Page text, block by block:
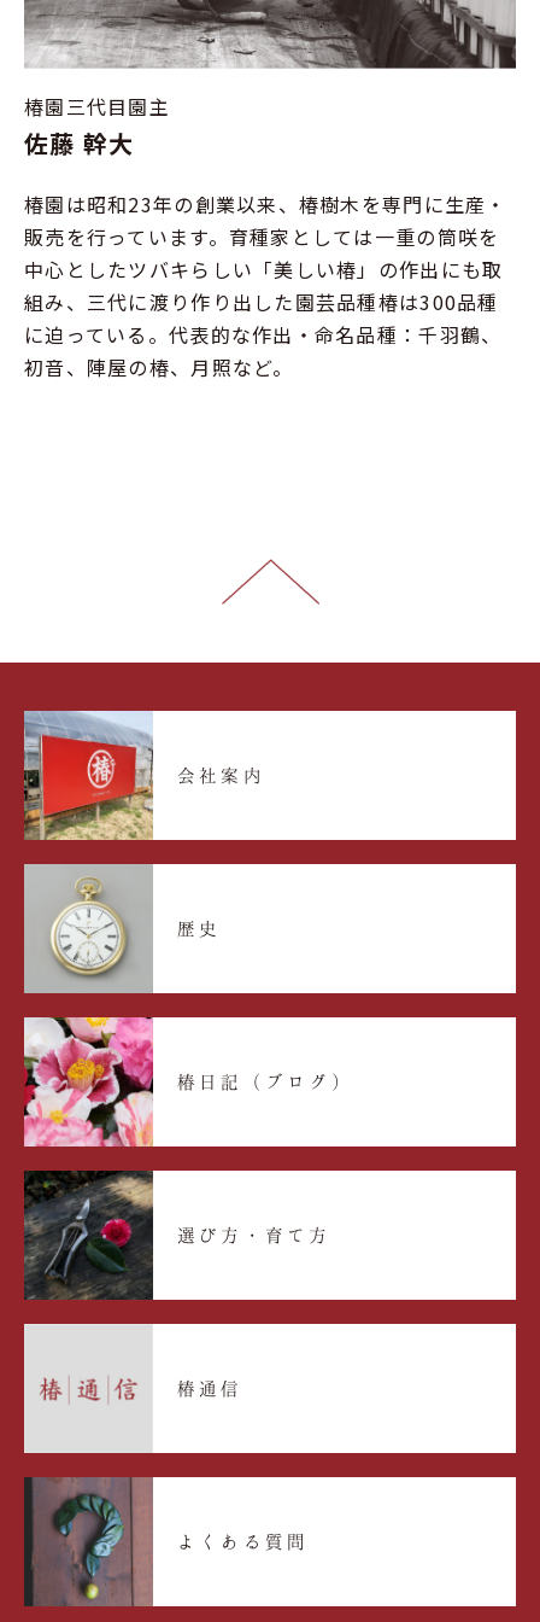
椿園三代目園主
佐藤 幹大
椿園は昭和23年の創業以来、椿樹木を専門に生産・
販売を行っています。育種家としては一重の筒咲を
中心としたツバキらしい「美しい椿」の作出にも取
組み、三代に渡り作り出した園芸品種椿は300品種
に迫っている。代表的な作出・命名品種：千羽鶴、
初音、陣屋の椿、月照など。
会社案内
歴史
椿日記（ブログ）
選び方・育て方
椿通信
よくある質問